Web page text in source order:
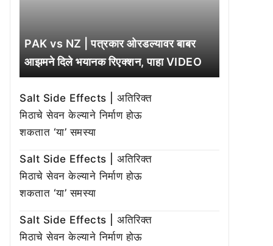
PAK vs NZ | पत्रकार ओरडल्यावर बाबर
आझमने दिले भयानक रिएक्शन, पाहा VIDEO
Salt Side Effects | अतिरिक्त
मिठाचे सेवन केल्याने निर्माण होऊ
शकतात ‘या’ समस्या
Salt Side Effects | अतिरिक्त
मिठाचे सेवन केल्याने निर्माण होऊ
शकतात ‘या’ समस्या
Salt Side Effects | अतिरिक्त
मिठाचे सेवन केल्याने निर्माण होऊ